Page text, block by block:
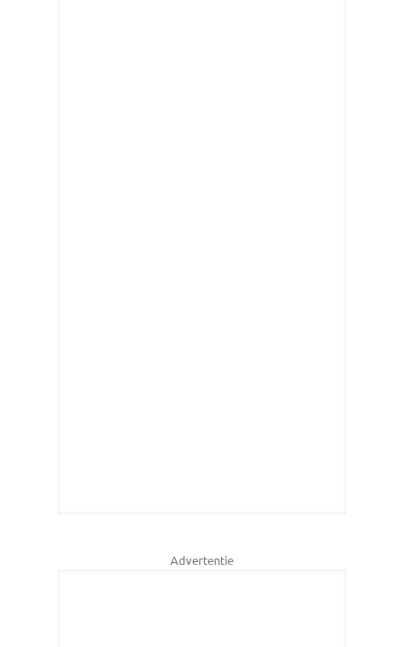
Advertentie